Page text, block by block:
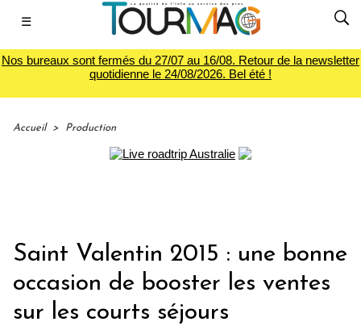
☰
Nos bureaux sont fermés du 27/07 au 16/08. Retour de la newsletter
quotidienne le 24/08/2026. Bel été !
Accueil > Production
Saint Valentin 2015 : une bonne
occasion de booster les ventes
sur les courts séjours